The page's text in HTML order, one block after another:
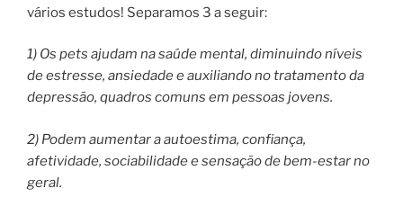
vários estudos! Separamos 3 a seguir:
1) Os pets ajudam na saúde mental, diminuindo níveis
de estresse, ansiedade e auxiliando no tratamento da
depressão, quadros comuns em pessoas jovens.
2) Podem aumentar a autoestima, confiança,
afetividade, sociabilidade e sensação de bem-estar no
geral.